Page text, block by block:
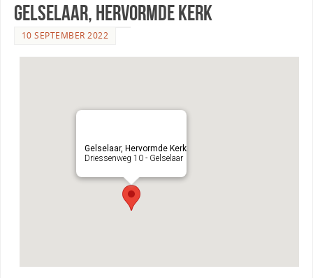
Gelselaar, Hervormde Kerk
10 SEPTEMBER 2022
Gelselaar, Hervormde Kerk
Driessenweg 10 - Gelselaar